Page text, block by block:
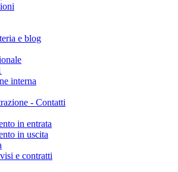
e blog
interna
- Contatti
in entrata
in uscita
e contratti